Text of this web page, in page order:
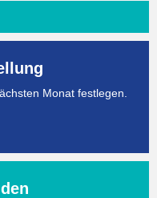
Monat festlegen.